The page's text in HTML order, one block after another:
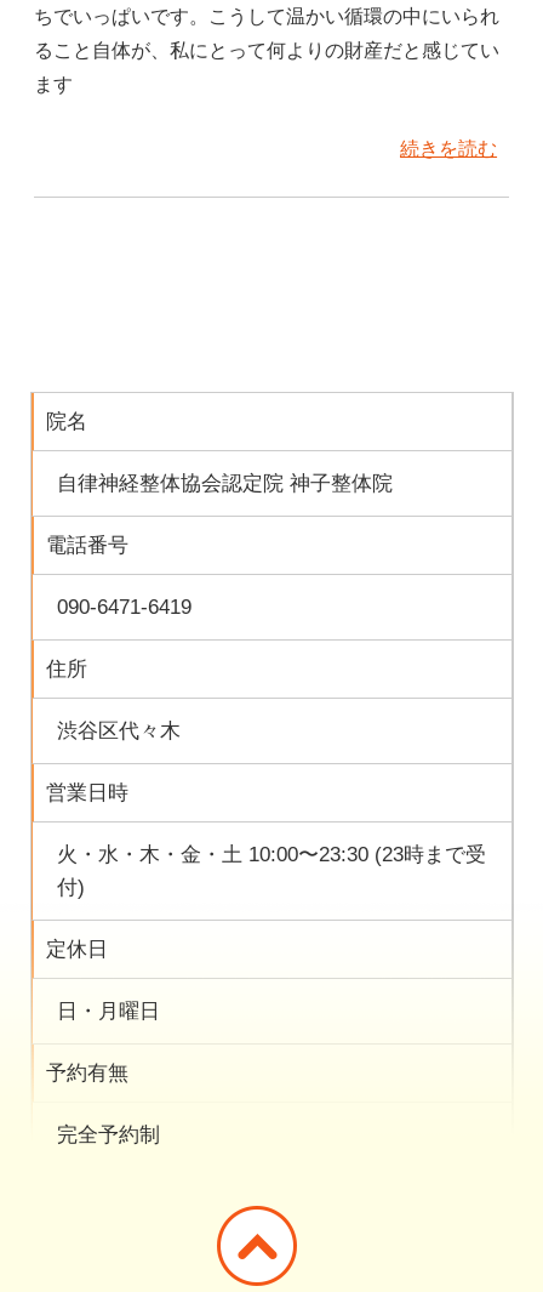
ちでいっぱいです。こうして温かい循環の中にいられ
ること自体が、私にとって何よりの財産だと感じてい
ます
続きを読む
院名
自律神経整体協会認定院 神子整体院
電話番号
090-6471-6419
住所
渋谷区代々木
営業日時
火・水・木・金・土 10:00〜23:30 (23時まで受
付)
定休日
日・月曜日
予約有無
完全予約制